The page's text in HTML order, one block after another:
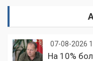
07-08-2026
На 10%